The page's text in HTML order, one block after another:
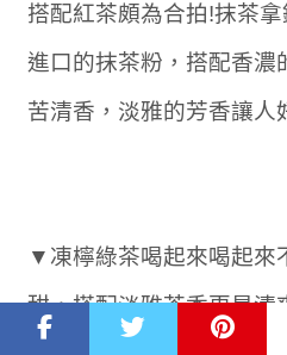
搭配紅茶頗為合拍!抹茶
進口的抹茶粉，搭配香濃
苦清香，淡雅的芳香讓人
▼凍檸綠茶喝起來喝起來
甜，搭配淡雅茶香更是清